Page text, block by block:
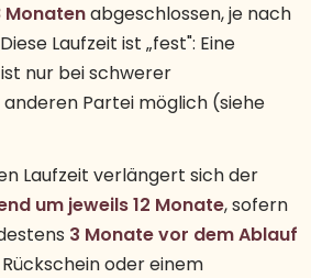
Monatenabgeschlossen, je nach
Laufzeit ist „fest": Eine
nur bei schwerer
Partei möglich (siehe
Laufzeit verlängert sich der
um jeweils 12 Monate, sofern
3 Monate vor dem Ablauf
oder einem